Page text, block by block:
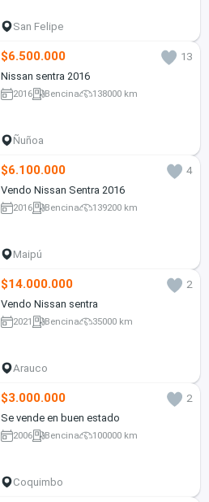
San Felipe
$6.500.000
13
Nissan sentra 2016
2016 Bencina 138000 km
Ñuñoa
$6.100.000
4
Vendo Nissan Sentra 2016
2016 Bencina 139200 km
Maipú
$14.000.000
2
Vendo Nissan sentra
2021 Bencina 35000 km
Arauco
$3.000.000
2
Se vende en buen estado
2006 Bencina 100000 km
Coquimbo